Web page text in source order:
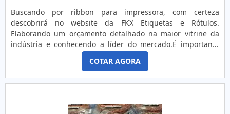
QUALIDADEPara alcançar o melhor resultado é preciso ter
atenção também ao fornecedor do produto, para se
certificar de que tudo é de ótima procedência e da garantia
de qualidade. A Etiquetas Camp Label é uma fabricante que
atua há 15 anos em todo o Estado de São Paulo oferecendo
máxima excelência em rótulos e etiquetas para indústrias e
empresas do setor comercial.
Buscando por ribbon para impressora, com certeza
descobrirá no website da FKX Etiquetas e Rótulos.
Elaborando um orçamento detalhado na maior vitrine da
indústria e conhecendo a líder do mercado.É importante
lembrar que o produto deve sempre ser adquirido com
empresas especializadas no segmento. Esse tipo de
cuidado ajuda a garantir a qualidade e durabilidade dos
materiais, além de evitar prejuízos com substituições
gastos desnecessários.MAIS INFORMAÇÕES sOBRE RIBBON
COTAR AGORA